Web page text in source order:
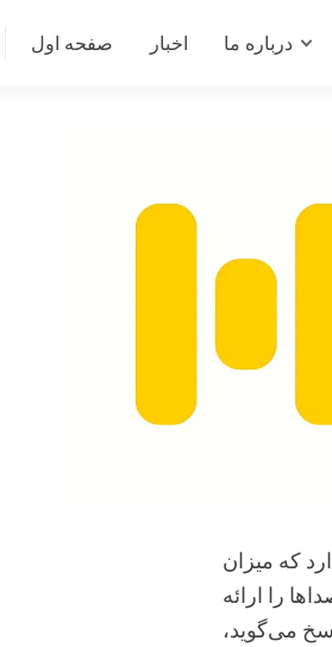
صفحه اول اخبار درباره ما
که میزان
را ارائه
می‌گوید،